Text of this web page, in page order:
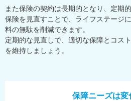
また保険の契約は長期的となり、定期
保険を見直すことで、ライフステージ
料の無駄を削減できます。
定期的な見直しで、適切な保障とコス
を維持しましょう。
保障ニーズは変